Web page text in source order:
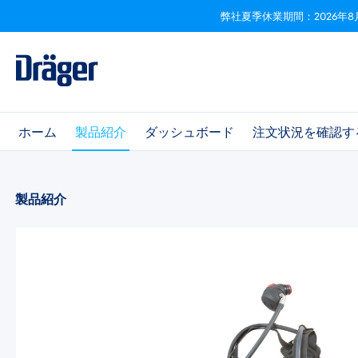
Skip to B2B platform navigation
弊社夏季休業期間：2026年8
ホーム 製品紹介 ダッシュボード 注文状況を確認す
製品紹介